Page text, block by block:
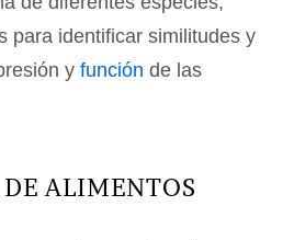
para identificar similitudes y
y función de las
ALIMENTOS